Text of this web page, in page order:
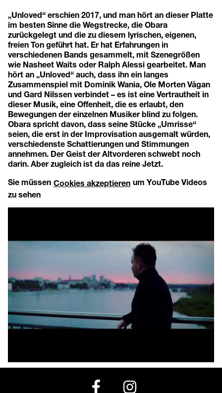
„Unloved“ erschien 2017, und man hört an dieser Platte
im besten Sinne die Wegstrecke, die Obara
zurückgelegt und die zu diesem lyrischen, eigenen,
freien Ton geführt hat. Er hat Erfahrungen in
verschiedenen Bands gesammelt, mit Szenegrößen
wie Nasheet Waits oder Ralph Alessi gearbeitet. Man
hört an „Unloved“ auch, dass ihn ein langes
Zusammenspiel mit Dominik Wania, Ole Morten Vågan
und Gard Nilssen verbindet – es ist eine Vertrautheit in
dieser Musik, eine Offenheit, die es erlaubt, den
Bewegungen der einzelnen Musiker blind zu folgen.
Obara spricht davon, dass seine Stücke „Umrisse“
seien, die erst in der Improvisation ausgemalt würden,
verschiedenste Schattierungen und Stimmungen
annehmen. Der Geist der Altvorderen schwebt noch
darin. Aber zugleich ist da das reine Jetzt.
Sie müssen Cookies akzeptieren um YouTube Videos
zu sehen